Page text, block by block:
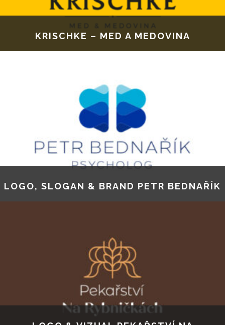
KRISCHKE – MED A MEDOVINA
LOGO, SLOGAN & BRAND PETR BEDNAŘÍK